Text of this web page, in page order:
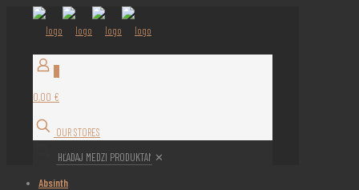
0,00 €
OUR STORES
✕
Absinth